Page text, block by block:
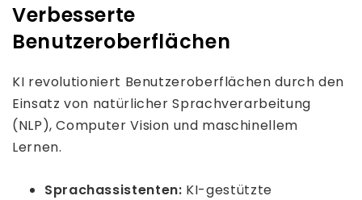
Verbesserte
Benutzeroberflächen
KI revolutioniert Benutzeroberflächen durch den
Einsatz von natürlicher Sprachverarbeitung
(NLP), Computer Vision und maschinellem
Lernen.
Sprachassistenten: KI-gestützte